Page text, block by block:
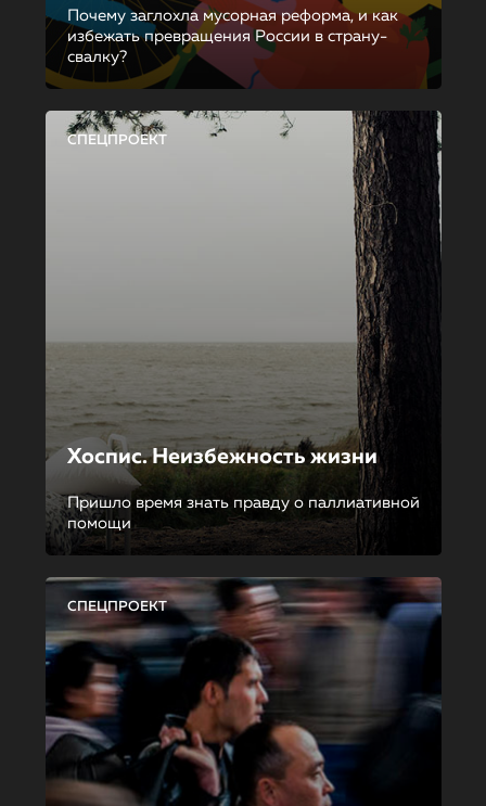
Почему заглохла мусорная реформа, и как
избежать превращения России в страну-
свалку?
СПЕЦПРОЕКТ
Хоспис. Неизбежность жизни
Пришло время знать правду о паллиативной
помощи
СПЕЦПРОЕКТ